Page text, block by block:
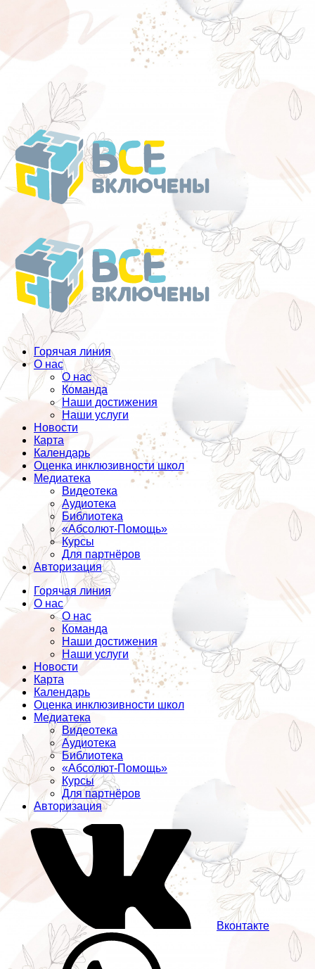
Перейти
к
содержанию
Горячая линия
О нас
О нас
Команда
Наши достижения
Наши услуги
Новости
Карта
Календарь
Оценка инклюзивности школ
Медиатека
Видеотека
Аудиотека
Библиотека
«Абсолют-Помощь»
Курсы
Для партнёров
Авторизация
Горячая линия
О нас
О нас
Команда
Наши достижения
Наши услуги
Новости
Карта
Календарь
Оценка инклюзивности школ
Медиатека
Видеотека
Аудиотека
Библиотека
«Абсолют-Помощь»
Курсы
Для партнёров
Авторизация
Вконтакте